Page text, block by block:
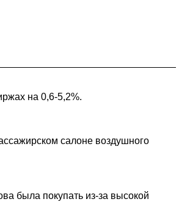
на 0,6-5,2%.
салоне воздушного
была покупать из-за высокой